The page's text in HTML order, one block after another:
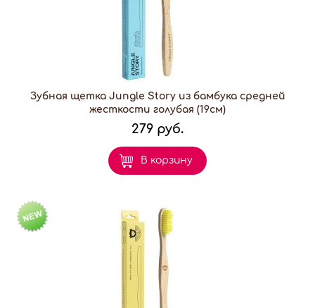
Зубная щетка Jungle Story из бамбука средней
жесткости голубая (19см)
279 руб.
В корзину